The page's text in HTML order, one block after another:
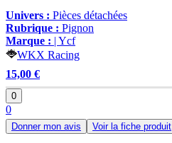
Univers : Pièces détachées
Rubrique : Pignon
Marque : | Ycf
WKX Racing
15,00 €
0
0
Donner mon avis Voir la fiche produit